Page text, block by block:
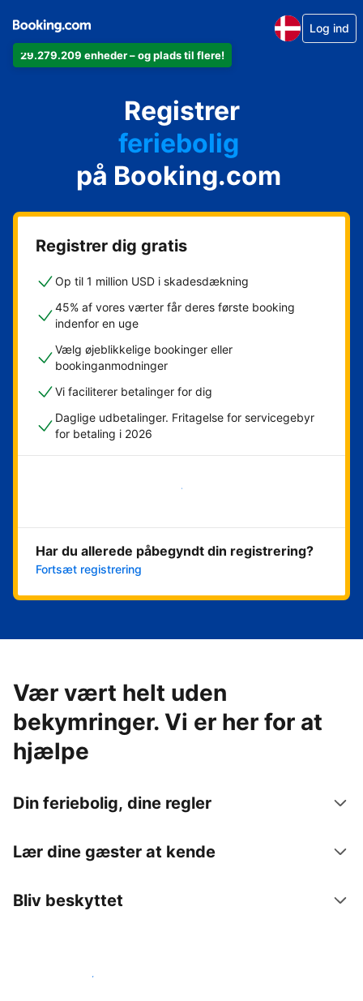
29.279.209 enheder – og plads til flere!
Log ind
Registrer
din lejlighed
dit hotel
feriebolig
dit pensionat
dit bed & breakfast
på Booking.com
Registrer dig gratis
Op til 1 million USD i skadesdækning
45% af vores værter får deres første booking
indenfor en uge
Vælg øjeblikkelige bookinger eller
bookinganmodninger
Vi faciliterer betalinger for dig
Daglige udbetalinger. Fritagelse for servicegebyr
for betaling i 2026
Kom i gang med det samme
Har du allerede påbegyndt din registrering?
Fortsæt registrering
Vær vært helt uden
bekymringer. Vi er her for at
hjælpe
Din feriebolig, dine regler
Lær dine gæster at kende
Bliv beskyttet
Bliv vært hos os i dag